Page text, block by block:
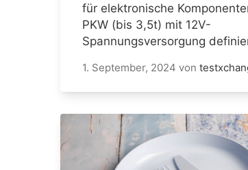
für elektronische
PKW (bis 3,5t) mit 12V-
Spannungsversorgung
1. September, 2024 von